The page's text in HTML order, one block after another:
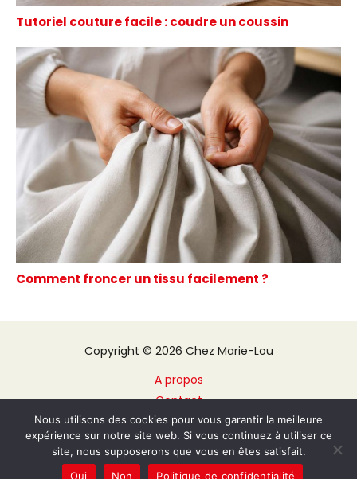
Tutoriel couture facile : coudre un coussin
Comment froncer un tissu facilement ?
Copyright © 2026 Chez Marie-Lou
A propos
Contact
Plan du site
Mentions légales
Politique de confidentialité
Nous utilisons des cookies pour vous garantir la meilleure
expérience sur notre site web. Si vous continuez à utiliser ce
site, nous supposerons que vous en êtes satisfait.
Oui
Non Politique de confidentialité